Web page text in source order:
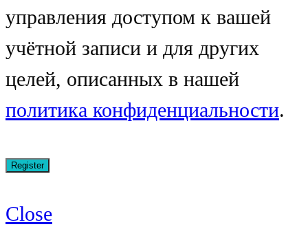
управления доступом к вашей
учётной записи и для других
целей, описанных в нашей
политика конфиденциальности.
Close